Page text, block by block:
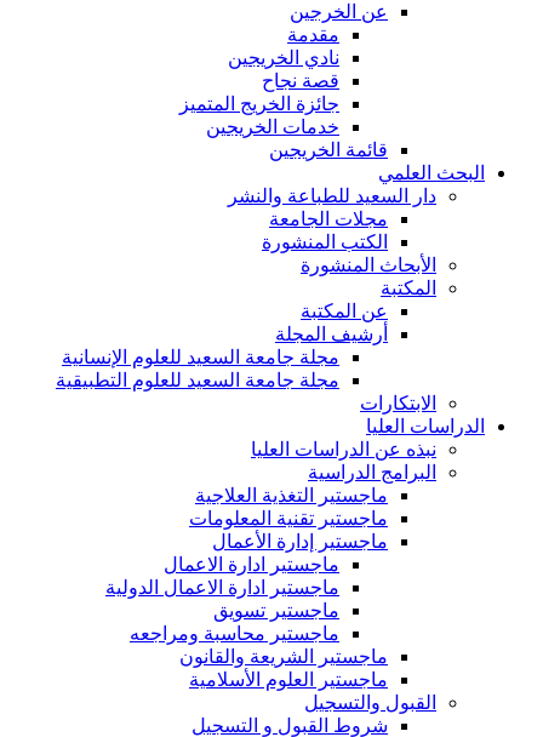
عن الخرجين
مقدمة
نادي الخريجين
قصة نجاح
جائزة الخريج المتميز
خدمات الخريجين
قائمة الخريجين
البحث العلمي
دار السعيد للطباعة والنشر
مجلات الجامعة
الكتب المنشورة
الأبحاث المنشورة
المكتبة
عن المكتبة
أرشيف المجلة
مجلة جامعة السعيد للعلوم الإنسانية
مجلة جامعة السعيد للعلوم التطبيقية
الابتكارات
الدراسات العليا
نبذه عن الدراسات العليا
البرامج الدراسية
ماجستير التغذية العلاجية
ماجستير تقنية المعلومات
ماجستير إدارة الأعمال
ماجستير ادارة الاعمال
ماجستير ادارة الاعمال الدولية
ماجستير تسويق
ماجستير محاسبة ومراجعه
ماجستير الشريعة والقانون
ماجستير العلوم الأسلامية
القبول والتسجيل
شروط القبول و التسجيل